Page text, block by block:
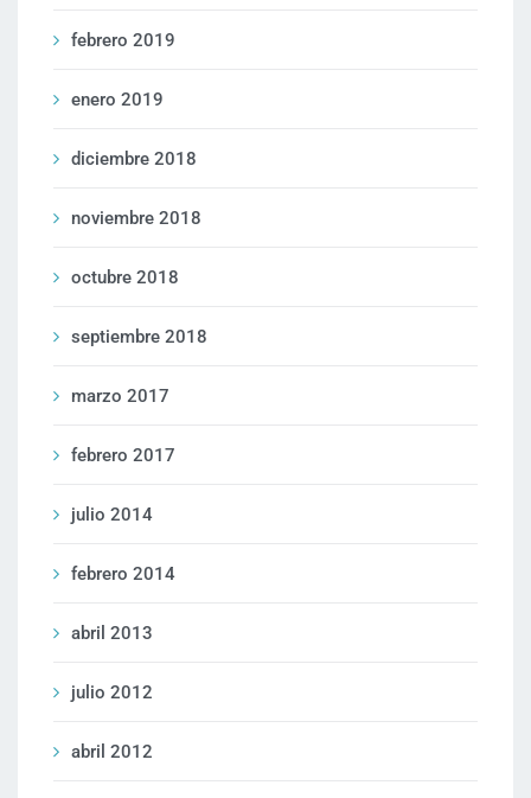
febrero 2019
enero 2019
diciembre 2018
noviembre 2018
octubre 2018
septiembre 2018
marzo 2017
febrero 2017
julio 2014
febrero 2014
abril 2013
julio 2012
abril 2012